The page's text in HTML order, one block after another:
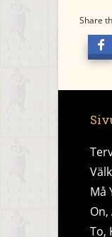
Share
Må
To,